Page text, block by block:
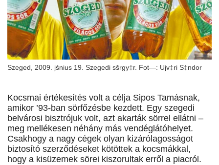
Szeged, 2009. jśnius 19. Szegedi sšrgy‡r. Fot—: Ujv‡ri S‡ndor
Kocsmai értékesítés volt a célja Sipos Tamásnak,
amikor ’93-ban sörfőzésbe kezdett. Egy szegedi
belvárosi bisztrójuk volt, azt akarták sörrel ellátni –
meg mellékesen néhány más vendéglátóhelyet.
Csakhogy a nagy cégek olyan kizárólagosságot
biztosító szerződéseket kötöttek a kocsmákkal,
hogy a kisüzemek sörei kiszorultak erről a piacról.